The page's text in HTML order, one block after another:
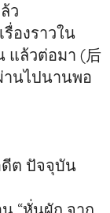
ว
รื่องราวใน
แล้วต่อมา (后
านไปนานพอ
ต ปัจจุบัน